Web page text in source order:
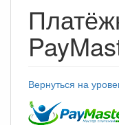
Вернуться на